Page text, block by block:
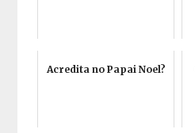
Acredita no Papai Noel?